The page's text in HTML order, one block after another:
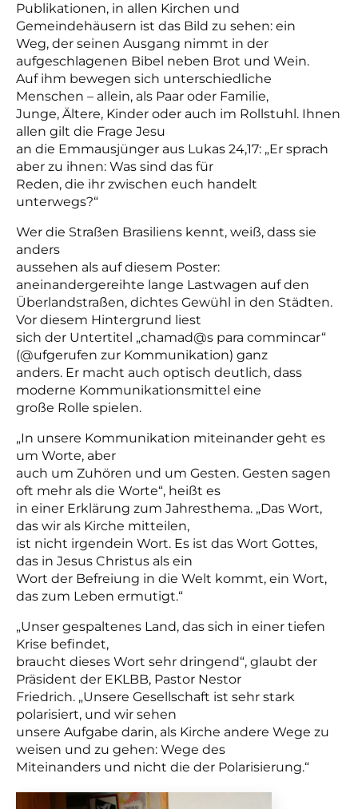
Publikationen, in allen Kirchen und
Gemeindehäusern ist das Bild zu sehen: ein
Weg, der seinen Ausgang nimmt in der
aufgeschlagenen Bibel neben Brot und Wein.
Auf ihm bewegen sich unterschiedliche
Menschen – allein, als Paar oder Familie,
Junge, Ältere, Kinder oder auch im Rollstuhl. Ihnen
allen gilt die Frage Jesu
an die Emmausjünger aus Lukas 24,17: „Er sprach
aber zu ihnen: Was sind das für
Reden, die ihr zwischen euch handelt
unterwegs?“
Wer die Straßen Brasiliens kennt, weiß, dass sie
anders
aussehen als auf diesem Poster:
aneinandergereihte lange Lastwagen auf den
Überlandstraßen, dichtes Gewühl in den Städten.
Vor diesem Hintergrund liest
sich der Untertitel „chamad@s para commincar“
(@ufgerufen zur Kommunikation) ganz
anders. Er macht auch optisch deutlich, dass
moderne Kommunikationsmittel eine
große Rolle spielen.
„In unsere Kommunikation miteinander geht es
um Worte, aber
auch um Zuhören und um Gesten. Gesten sagen
oft mehr als die Worte“, heißt es
in einer Erklärung zum Jahresthema. „Das Wort,
das wir als Kirche mitteilen,
ist nicht irgendein Wort. Es ist das Wort Gottes,
das in Jesus Christus als ein
Wort der Befreiung in die Welt kommt, ein Wort,
das zum Leben ermutigt.“
„Unser gespaltenes Land, das sich in einer tiefen
Krise befindet,
braucht dieses Wort sehr dringend“, glaubt der
Präsident der EKLBB, Pastor Nestor
Friedrich. „Unsere Gesellschaft ist sehr stark
polarisiert, und wir sehen
unsere Aufgabe darin, als Kirche andere Wege zu
weisen und zu gehen: Wege des
Miteinanders und nicht die der Polarisierung.“